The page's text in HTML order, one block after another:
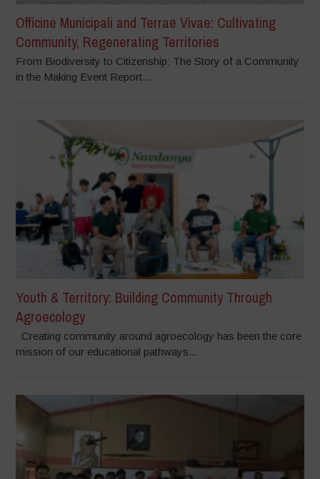
Officine Municipali and Terrae Vivae: Cultivating
Community, Regenerating Territories
From Biodiversity to Citizenship: The Story of a Community
in the Making Event Report...
Youth & Territory: Building Community Through
Agroecology
Creating community around agroecology has been the core
mission of our educational pathways...